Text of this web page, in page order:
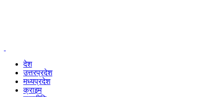
देश
उत्तरप्रदेश
मध्यप्रदेश
क्राइम